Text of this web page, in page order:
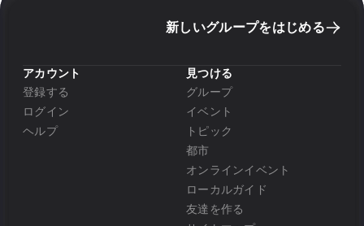
新しいグループをはじめる
アカウント
登録する
ログイン
ヘルプ
見つける
グループ
イベント
トピック
都市
オンラインイベント
ローカルガイド
友達を作る